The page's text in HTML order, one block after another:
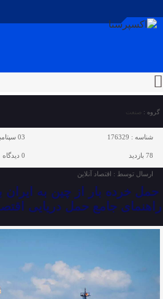
گروه : صنعت
شناسه : 176329 03 سپتامبر 2025 - 14:28
78 بازدید 0 دیدگاه
ارسال توسط : اقتصاد آنلاین
راهنمای جامع حمل دریایی